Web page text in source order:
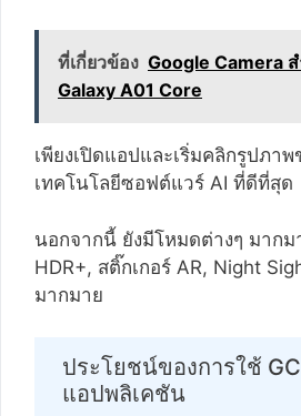
ที่เกี่ยวข้อง Google Camera
Galaxy A01 Core
เพียงเปิดแอปและเริ่มคลิกรูปภา
เทคโนโลยีซอฟต์แวร์ AI ที่ดีที่สุด
นอกจากนี้ ยังมีโหมดต่างๆ มาก
HDR+, สติ๊กเกอร์ AR, Night
มากมาย
ประโยชน์ของการใช้
แอปพลิเคชัน